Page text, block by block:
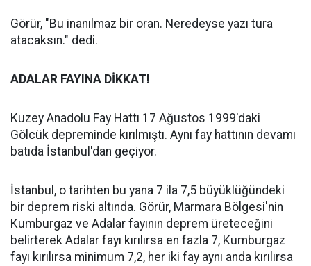
Görür, "Bu inanılmaz bir oran. Neredeyse yazı tura
atacaksın." dedi.
ADALAR FAYINA DİKKAT!
Kuzey Anadolu Fay Hattı 17 Ağustos 1999'daki
Gölcük depreminde kırılmıştı. Aynı fay hattının devamı
batıda İstanbul'dan geçiyor.
İstanbul, o tarihten bu yana 7 ila 7,5 büyüklüğündeki
bir deprem riski altında. Görür, Marmara Bölgesi'nin
Kumburgaz ve Adalar fayının deprem üreteceğini
belirterek Adalar fayı kırılırsa en fazla 7, Kumburgaz
fayı kırılırsa minimum 7,2, her iki fay aynı anda kırılırsa